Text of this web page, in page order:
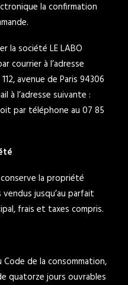
la confirmation
la société LE LABO
courrier à l’adresse
avenue de Paris 94306
à l’adresse suivante :
par téléphone au 07 85
conserve la propriété
jusqu’au parfait
frais et taxes compris.
Code de la consommation,
quatorze jours ouvrables